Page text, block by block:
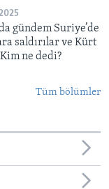
gündem Suriye’de
saldırılar ve Kürt
ne dedi?
Tüm bölümler